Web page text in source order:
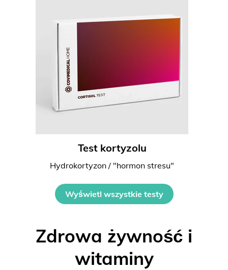
Test kortyzolu
Hydrokortyzon / "hormon stresu"
Wyświetl wszystkie testy
Zdrowa żywność i
witaminy